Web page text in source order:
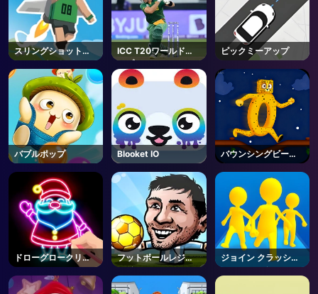
スリングショットジ
ェットパック
ICC T20ワールドカ
ップ
ピックミーアップ
バブルポップ Blooket IO
バウンシングビース
ト
ドローグロークリス
マスカラー
フットボールレジェ
ンド2019
ジョイン クラッシュ
3D オンライン